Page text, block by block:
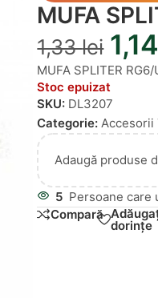
MUFA
1,33lei 1,14
MUFA SPLITER
Stoc epuizat
SKU: DL3207
Categorie: Accesorii
Adaugă produse
5 Persoane care
Compară
dorințe